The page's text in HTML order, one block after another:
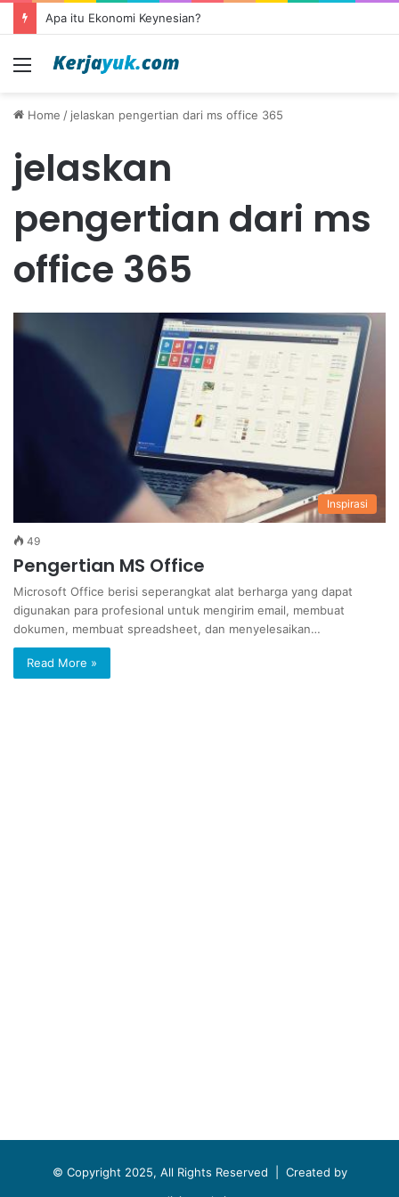
Apa itu Ekonomi Keynesian?
Menu
Home / jelaskan pengertian dari ms office 365
jelaskan
pengertian dari ms
office 365
Inspirasi
49
Pengertian MS Office
Microsoft Office berisi seperangkat alat berharga yang dapat
digunakan para profesional untuk mengirim email, membuat
dokumen, membuat spreadsheet, dan menyelesaikan…
Read More »
© Copyright 2025, All Rights Reserved | Created by